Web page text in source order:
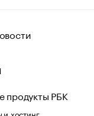
продукты РБК
хостинг